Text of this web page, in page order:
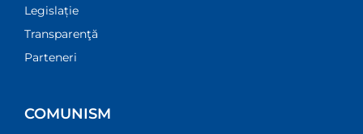
Legislație
Transparenţă
Parteneri
COMUNISM